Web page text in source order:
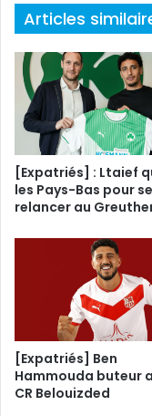
Articles
[Expatriés] : Ltaief
les Pays-Bas pour se
relancer au
[Expatriés] Ben
Hammouda buteur
CR Belouizded